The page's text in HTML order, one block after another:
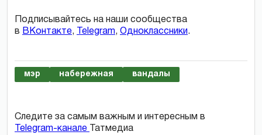
Подписывайтесь на наши сообщества
в ВКонтакте, Telegram, Одноклассники.
мэр набережная вандалы
Следите за самым важным и интересным в
Telegram-канале
Татмедиа